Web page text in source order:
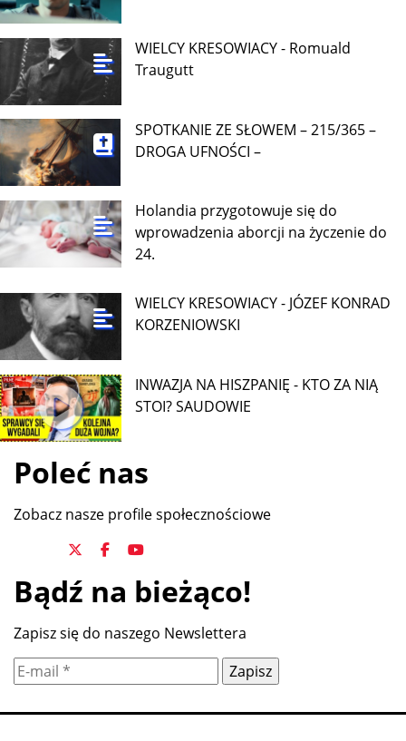
WIELCY KRESOWIACY - Romuald
Traugutt
SPOTKANIE ZE SŁOWEM – 215/365 –
DROGA UFNOŚCI –
Holandia przygotowuje się do
wprowadzenia aborcji na życzenie do
24.
WIELCY KRESOWIACY - JÓZEF KONRAD
KORZENIOWSKI
INWAZJA NA HISZPANIĘ - KTO ZA NIĄ
STOI? SAUDOWIE
Poleć nas
Zobacz nasze profile społecznościowe
Bądź na bieżąco!
Zapisz się do naszego Newslettera